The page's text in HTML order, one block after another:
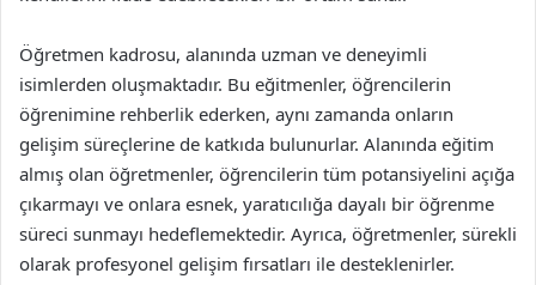
Öğretmen kadrosu, alanında uzman ve deneyimli
isimlerden oluşmaktadır. Bu eğitmenler, öğrencilerin
öğrenimine rehberlik ederken, aynı zamanda onların
gelişim süreçlerine de katkıda bulunurlar. Alanında eğitim
almış olan öğretmenler, öğrencilerin tüm potansiyelini açığa
çıkarmayı ve onlara esnek, yaratıcılığa dayalı bir öğrenme
süreci sunmayı hedeflemektedir. Ayrıca, öğretmenler, sürekli
olarak profesyonel gelişim fırsatları ile desteklenirler.